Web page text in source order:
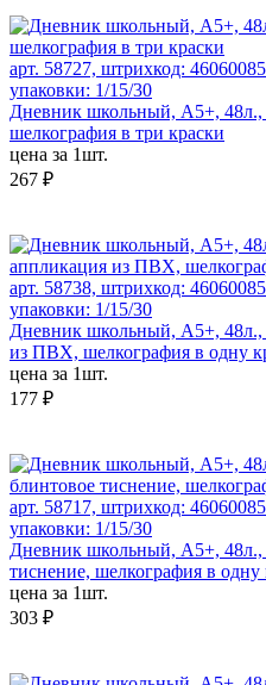
арт. 58727, штрихкод:
упаковки: 1/15/30
Дневник школьный, А5+, 48л.,
шелкография в три краски
цена за 1шт.
267 ₽
арт. 58738, штрихкод:
упаковки: 1/15/30
Дневник школьный, А5+, 48л.,
из ПВХ, шелкография в одну
цена за 1шт.
177 ₽
арт. 58717, штрихкод:
упаковки: 1/15/30
Дневник школьный, А5+, 48л.,
тиснение, шелкография в одну
цена за 1шт.
303 ₽